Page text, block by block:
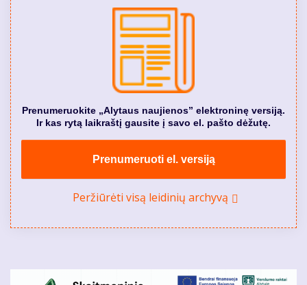
Prenumeruokite „Alytaus naujienos” elektroninę versiją.
Ir kas rytą laikraštį gausite į savo el. pašto dėžutę.
Prenumeruoti el. versiją
Peržiūrėti visą leidinių archyvą